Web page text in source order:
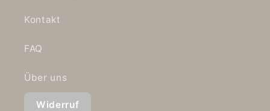
Kontakt
FAQ
Über uns
Widerruf